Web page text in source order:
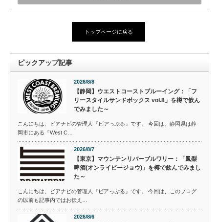
トップページに戻る
ピックアップ記事
2026/8/8
【静岡】ウエストコーストブルーイング：「フ
リースタイルサンドボックス vol.8」を樽で飲ん
でみました～
こんにちは、ビアナビの管理人『ビアっぷる』です。 今回は、静岡県は静
岡市にある『West C…
2026/8/7
【東京】マウンテンリバーブルワリー：「鳳梨
啤酒(オンライピージョウ)」を樽で飲んでみまし
た～
こんにちは、ビアナビの管理人『ビアっぷる』です。 今回は、このブログ
の以前も記事内ではお伝え…
2026/8/6